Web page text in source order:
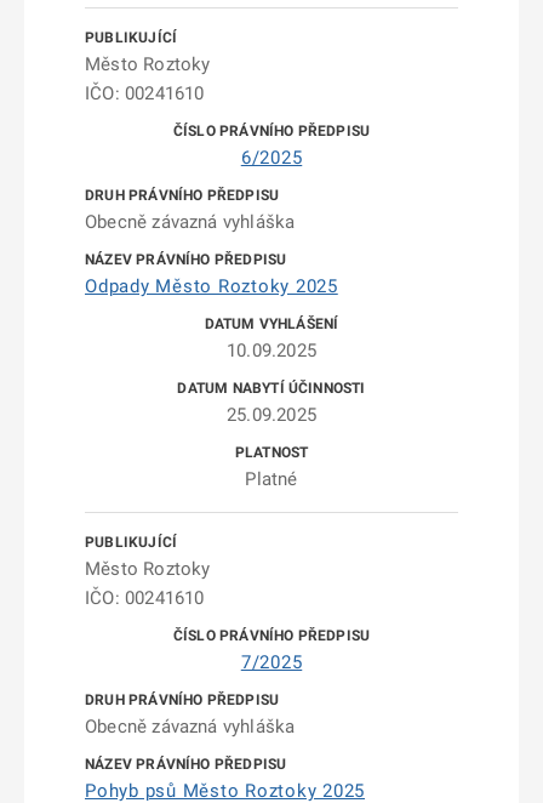
Město Roztoky
IČO: 00241610
6/2025
Obecně závazná vyhláška
Odpady Město Roztoky 2025
10.09.2025
25.09.2025
Platné
Město Roztoky
IČO: 00241610
7/2025
Obecně závazná vyhláška
Pohyb psů Město Roztoky 2025